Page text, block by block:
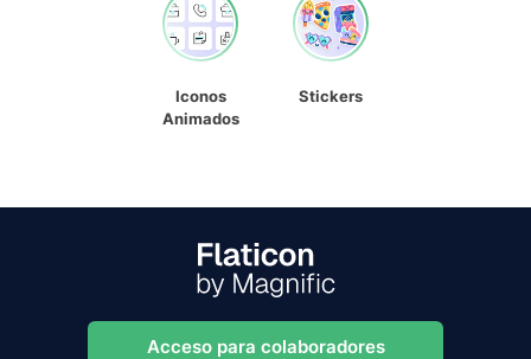
Iconos
Animados
Stickers
Acceso para colaboradores